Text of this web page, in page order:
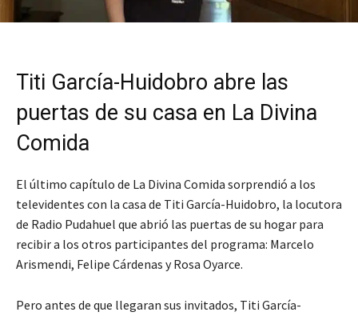
Titi García-Huidobro abre las
puertas de su casa en La Divina
Comida
El último capítulo de La Divina Comida sorprendió a los
televidentes con la casa de Titi García-Huidobro, la locutora
de Radio Pudahuel que abrió las puertas de su hogar para
recibir a los otros participantes del programa: Marcelo
Arismendi, Felipe Cárdenas y Rosa Oyarce.
Pero antes de que llegaran sus invitados, Titi García-